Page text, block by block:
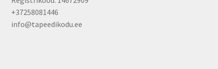
+37258081446
info@tapeedikodu.ee